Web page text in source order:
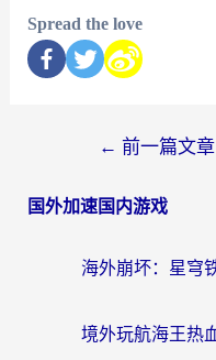
Spread the love
← 前一篇文章
国外加速国内游戏